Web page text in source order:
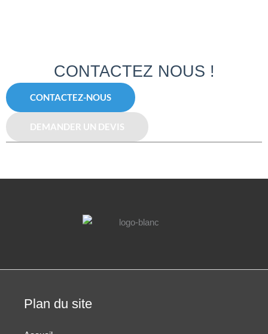
CONTACTEZ NOUS !
CONTACTEZ-NOUS
DEMANDER UN DEVIS
Plan du site